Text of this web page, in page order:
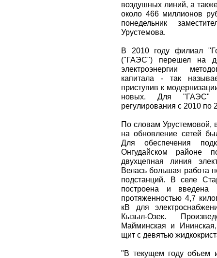
воздушных линий, а
около 466 миллионов
понедельник
Урустемова.
В 2010 году филиал
("ГАЭС") перешел на
электроэнергии
капитала - так
приступив к
новых. Для "ГАЭС"
регулирования с 2010 по
По словам Урустемовой,
на обновление сетей
Для обеспечения
Онгудайском районе
двухцепная линия
Велась большая работа
подстанций. В селе
построена и
протяженностью 4,7
кВ для
Кызыл-Озек.
Майминская и
щит с девятью
"В текущем году объем